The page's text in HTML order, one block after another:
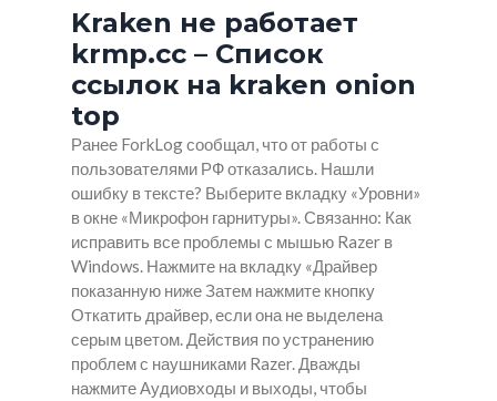
Kraken не работает
krmp.cc – Список
ссылок на kraken onion
top
Ранее ForkLog сообщал, что от работы с
пользователями РФ отказались. Нашли
ошибку в тексте? Выберите вкладку «Уровни»
в окне «Микрофон гарнитуры». Связанно: Как
исправить все проблемы с мышью Razer в
Windows. Нажмите на вкладку «Драйвер
показанную ниже Затем нажмите кнопку
Откатить драйвер, если она не выделена
серым цветом. Действия по устранению
проблем с наушниками Razer. Дважды
нажмите Аудиовходы и выходы, чтобы